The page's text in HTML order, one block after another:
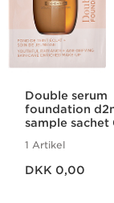
Double serum
foundation
sample sachet
1 Artikel
DKK 0,00